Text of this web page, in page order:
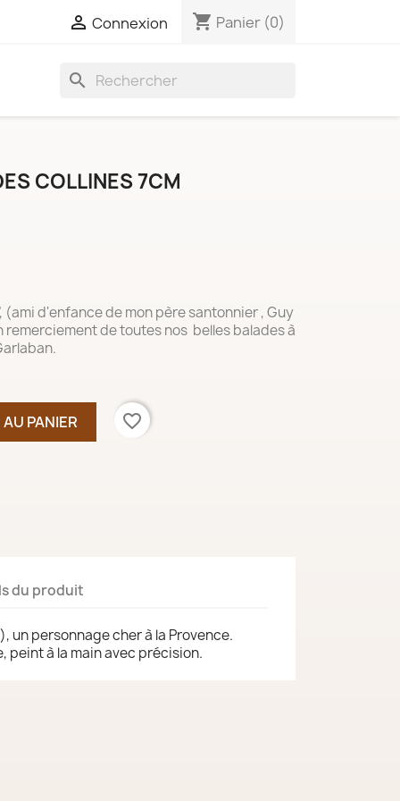
 Connexion shopping_cart Panier (0)
search
COLLINES 7CM
(ami d'enfance de mon père santonnier , Guy
de toutes nos belles balades à
PANIER favorite_border
du produit
un personnage cher à la Provence.
peint à la main avec précision.